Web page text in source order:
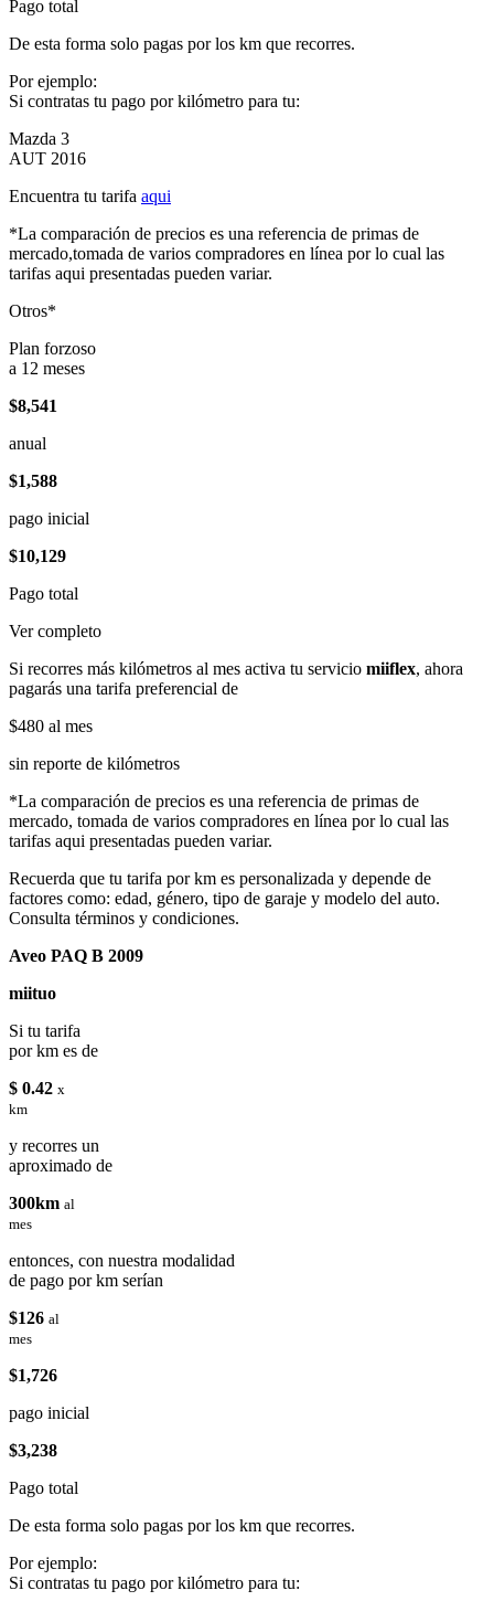
Pago total
De esta forma solo pagas por los km que recorres.
Por ejemplo:
Si contratas tu pago por kilómetro para tu:
Mazda 3
AUT 2016
Encuentra tu tarifa aqui
*La comparación de precios es una referencia de primas de
mercado,tomada de varios compradores en línea por lo cual las
tarifas aqui presentadas pueden variar.
Otros*
Plan forzoso
a 12 meses
$8,541
anual
$1,588
pago inicial
$10,129
Pago total
Ver completo
Si recorres más kilómetros al mes activa tu servicio miiflex, ahora
pagarás una tarifa preferencial de
$480 al mes
sin reporte de kilómetros
*La comparación de precios es una referencia de primas de
mercado, tomada de varios compradores en línea por lo cual las
tarifas aqui presentadas pueden variar.
Recuerda que tu tarifa por km es personalizada y depende de
factores como: edad, género, tipo de garaje y modelo del auto.
Consulta términos y condiciones.
Aveo PAQ B 2009
miituo
Si tu tarifa
por km es de
$ 0.42 x
km
y recorres un
aproximado de
300km al
mes
entonces, con nuestra modalidad
de pago por km serían
$126 al
mes
$1,726
pago inicial
$3,238
Pago total
De esta forma solo pagas por los km que recorres.
Por ejemplo:
Si contratas tu pago por kilómetro para tu: